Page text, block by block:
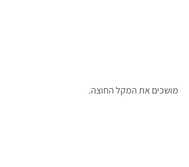
מושכים את המקל החוצה.